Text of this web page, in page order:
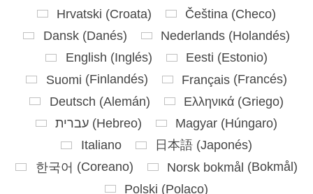
Hrvatski (Croata) Čeština (Checo)
Dansk(Danés) Nederlands(Holandés)
English (Inglés) Eesti (Estonio)
Suomi (Finlandés) Français(Francés)
Deutsch (Alemán) Ελληνικά(Griego)
עברית (Hebreo) Magyar (Húngaro)
Italiano
日本語(Japonés)
한국어 (Coreano) Norsk bokmål (Bokmål )
Polski (Polaco)